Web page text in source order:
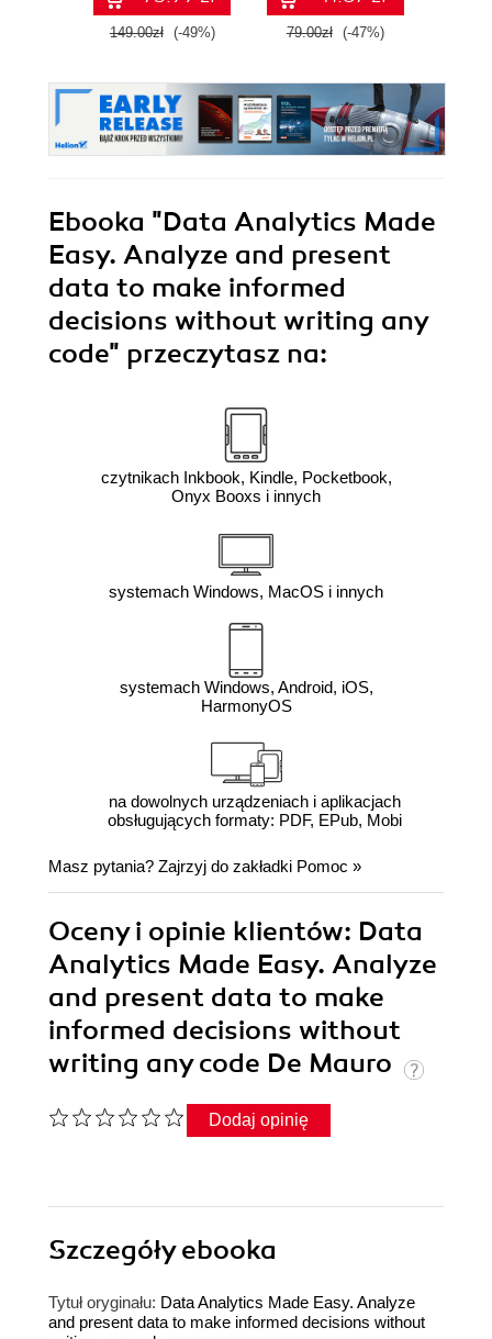
149.00zł (-49%)
zastosowań.
Wydanie IV
79.00zł (-47%)
Ebooka "Data Analytics Made
Easy. Analyze and present
data to make informed
decisions without writing any
code" przeczytasz na:
czytnikach Inkbook, Kindle, Pocketbook,
Onyx Booxs i innych
systemach Windows, MacOS i innych
systemach Windows, Android, iOS,
HarmonyOS
na dowolnych urządzeniach i aplikacjach
obsługujących formaty: PDF, EPub, Mobi
Masz pytania? Zajrzyj do zakładki Pomoc »
Oceny i opinie klientów: Data
Analytics Made Easy. Analyze
and present data to make
informed decisions without
writing any code De Mauro
Dodaj opinię
Szczegółyebooka
Tytuł oryginału: Data Analytics Made Easy. Analyze
and present data to make informed decisions without